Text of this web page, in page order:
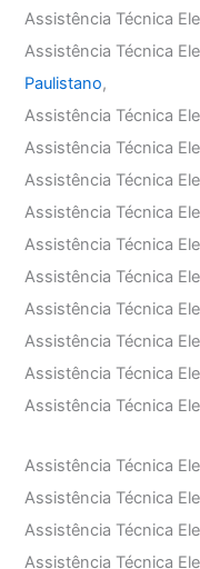
Assistência Técnica
Assistência Técnica
Paulistano,
Assistência Técnica
Assistência Técnica
Assistência Técnica
Assistência Técnica
Assistência Técnica
Assistência Técnica
Assistência Técnica
Assistência Técnica
Assistência Técnica
Assistência Técnica
Assistência Técnica
Assistência Técnica
Assistência Técnica
Assistência Técnica